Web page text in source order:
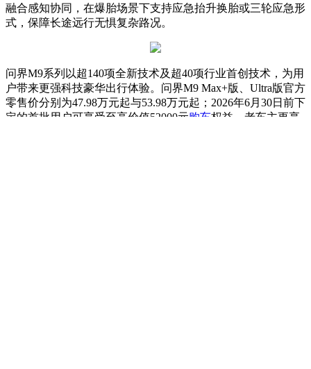
融合感知协同，在爆胎场景下支持应急抬升换胎或三轮应急形
式，保障长途远行无惧复杂路况。
问界M9系列以超140项全新技术及超40项行业首创技术，为用
户带来更强科技豪华出行体验。问界M9 Max+版、Ultra版官方
零售价分别为47.98万元起与53.98万元起；2026年6月30日前下
定的首批用户可享受至高价值52000元购车权益。老车主更享